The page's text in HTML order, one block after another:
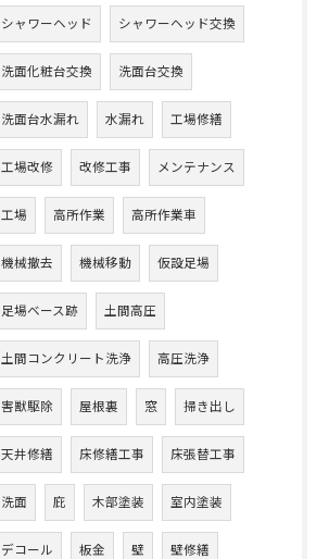
シャワーヘッド シャワーヘッド交換
洗面化粧台交換 洗面台交換
洗面台水漏れ 水漏れ 工場修繕
工場改修 改修工事 メンテナンス
工場 高所作業 高所作業車
機械撤去 機械移動 仮設足場
足場ベース跡 土間高圧
土間コンクリート洗浄 高圧洗浄
害獣駆除 屋根裏 窓 掃き出し
天井修繕 床修繕工事 床張替工事
洗面 庇 木部塗装 室内塗装
デコール 板金 壁 壁修繕